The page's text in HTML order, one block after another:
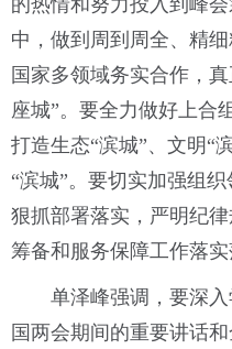
中，做到周到周全、精
国家多领域务实合作，
座城”。要全力做好上合
打造生态“滨城”、文明“
“滨城”。要切实加强组
狠抓部署落实，严明纪
筹备和服务保障工作落实
单泽峰强调，要深
国两会期间的重要讲话